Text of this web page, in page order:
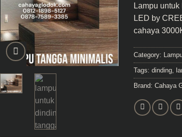
Lampu
LED by
cahaya
Category:
Tags: dinding,
Brand: Cahaya